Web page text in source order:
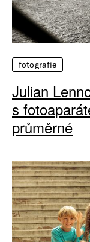
fotografie
Julian
s
průměrné